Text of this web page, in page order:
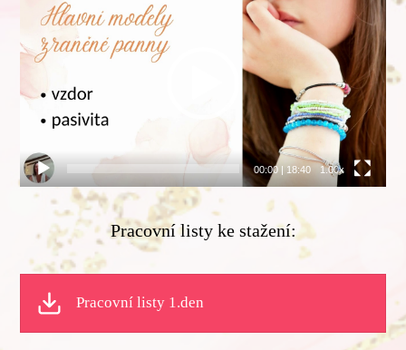
přehrávač
00:00| 18:40 1.00x
Pracovní listy ke stažení:
Pracovní listy 1.den